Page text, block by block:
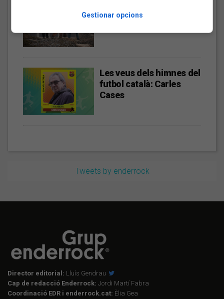
del Folk 2026
Les veus dels himnes del
futbol català: Carles
Cases
Tweets by enderrock
Director editorial: Lluís Gendrau
Cap de redacció Enderrock: Jordi Martí Fabra
Coordinació EDR i enderrock.cat: Èlia Gea
Gestionar opcions